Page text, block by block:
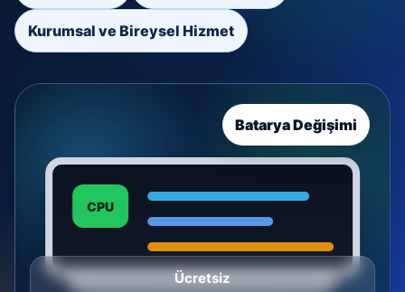
Kurumsal ve Bireysel Hizmet
CPU
Batarya Değişimi
Ücretsiz